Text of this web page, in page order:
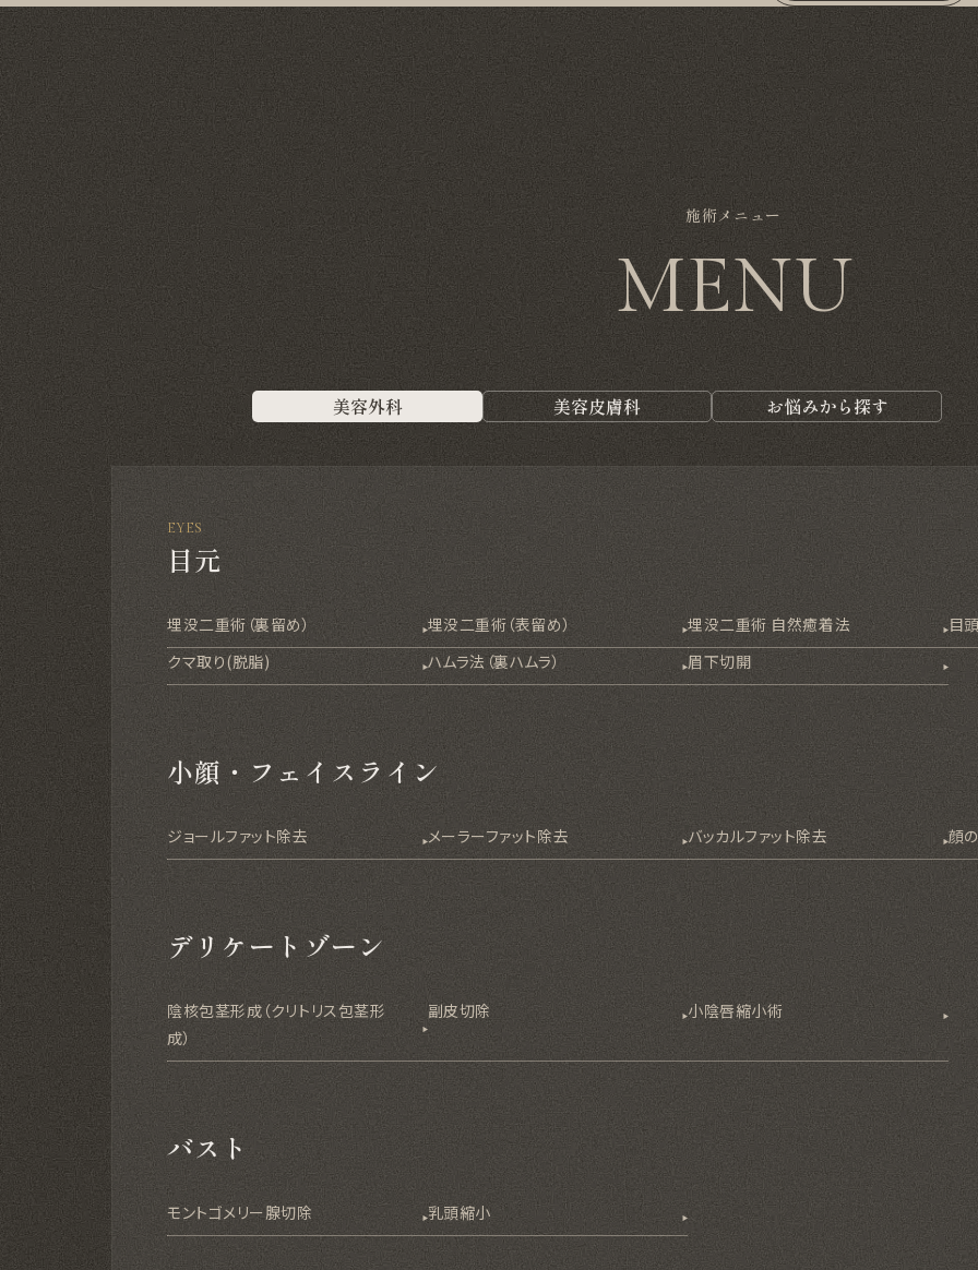
施術メニュー
MENU
美容外科 美容皮膚科 お悩みから探す
EYES
目元
埋没二重術（裏留め） 埋没二重術（表留め） 埋没二重術 自然癒着法
目
クマ取り(脱脂)
ハムラ法（裏ハムラ） 眉下切開
小顔・フェイスライン
ジョールファット除去 メーラーファット除去 バッカルファット除去 顔
デリケートゾーン
陰核包茎形成（クリトリス包茎形
成）
副皮切除 小陰唇縮小術
バスト
モントゴメリー腺切除 乳頭縮小